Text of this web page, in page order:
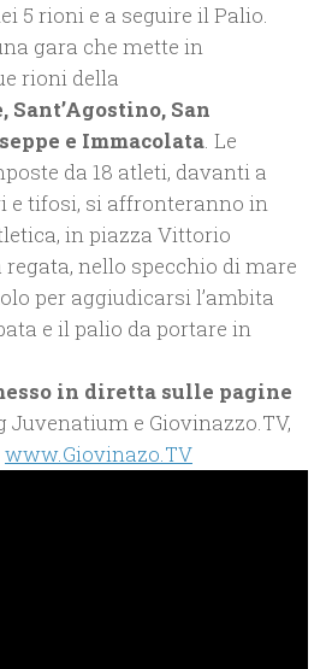
5 rioni e a seguire il Palio.
gara che mette in
rioni della
Sant’Agostino, San
e Immacolata. Le
da 18 atleti, davanti a
e tifosi, si affronteranno in
in piazza Vittorio
nello specchio di mare
per aggiudicarsi l’ambita
e il palio da portare in
in diretta sulle pagine
Juvenatium e Giovinazzo.TV,
www.Giovinazo.TV